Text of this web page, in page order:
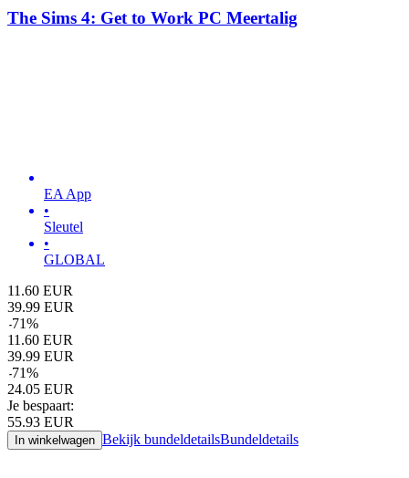
The Sims 4: Get to Work PC Meertalig
EA App
•
Sleutel
•
GLOBAL
11.60 EUR
39.99 EUR
-71%
11.60 EUR
39.99 EUR
-71%
24.05 EUR
Je bespaart:
55.93 EUR
In winkelwagen Bekijk bundeldetailsBundeldetails